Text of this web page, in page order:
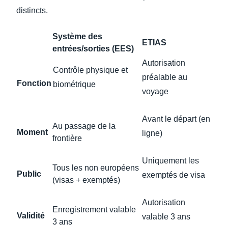
distincts.
Système des
entrées/sorties (EES)
ETIAS
Fonction
Contrôle physique et
biométrique
Autorisation
préalable au
voyage
Moment
Au passage de la
frontière
Avant le départ (en
ligne)
Public
Tous les non européens
(visas + exemptés)
Uniquement les
exemptés de visa
Validité
Enregistrement valable
3 ans
Autorisation
valable 3 ans